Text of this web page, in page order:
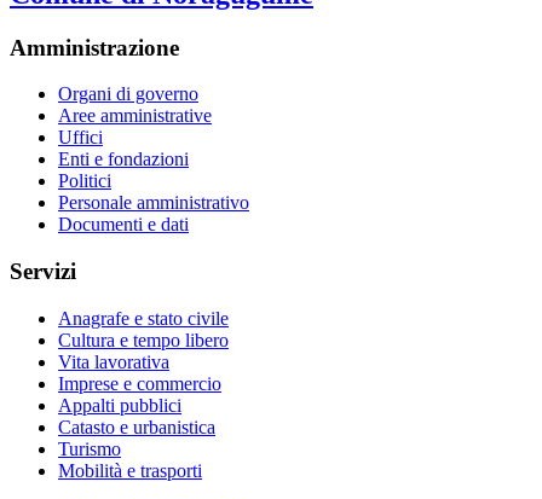
Amministrazione
Organi di governo
Aree amministrative
Uffici
Enti e fondazioni
Politici
Personale amministrativo
Documenti e dati
Servizi
Anagrafe e stato civile
Cultura e tempo libero
Vita lavorativa
Imprese e commercio
Appalti pubblici
Catasto e urbanistica
Turismo
Mobilità e trasporti